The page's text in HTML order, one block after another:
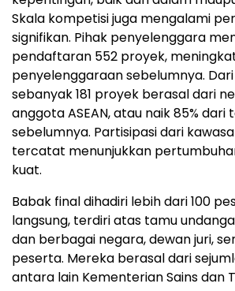
Skala kompetisi juga mengalami
signifikan. Pihak penyelenggara
pendaftaran 552 proyek,
penyelenggaraan sebelumnya.
sebanyak 181 proyek berasal dari
anggota ASEAN, atau naik 85% dari
sebelumnya. Partisipasi dari
tercatat menunjukkan
kuat.
Babak final dihadiri lebih dari 100
langsung, terdiri atas tamu
dan berbagai negara, dewan juri,
peserta. Mereka berasal dari
antara lain Kementerian Sains dan